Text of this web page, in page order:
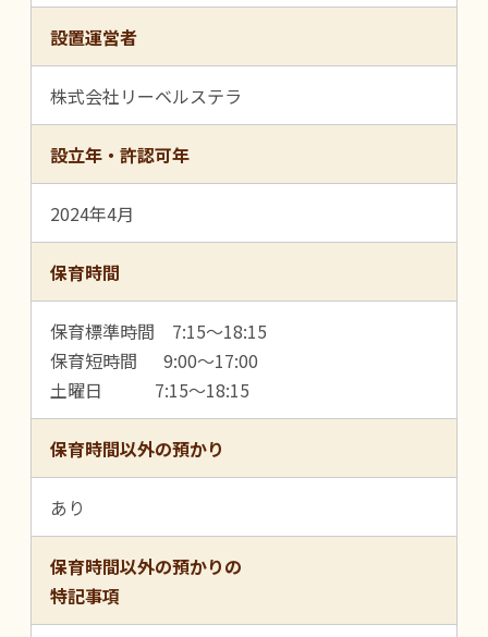
設置運営者
株式会社リーベルステラ
設立年・許認可年
2024年4月
保育時間
保育標準時間 7:15～18:15
保育短時間 9:00～17:00
土曜日 7:15～18:15
保育時間以外の預かり
あり
保育時間以外の預かりの
特記事項